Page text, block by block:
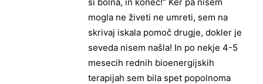
mogla ne živeti ne umreti, sem na
skrivaj iskala pomoč drugje, dokler je
seveda nisem našla! In po nekje 4-5
mesecih rednih bioenergijskih
terapijah sem bila spet popolnoma